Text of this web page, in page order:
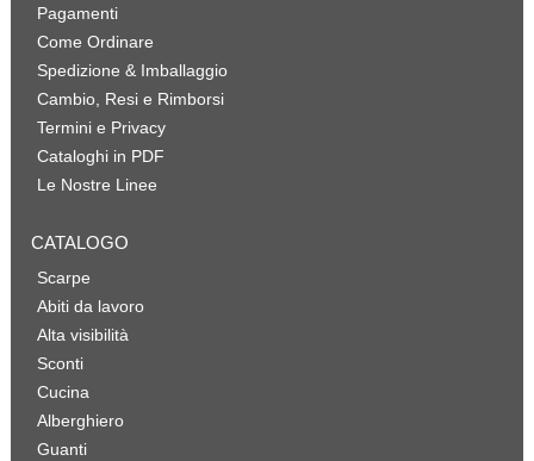
Pagamenti
Come Ordinare
Spedizione & Imballaggio
Cambio, Resi e Rimborsi
Termini e Privacy
Cataloghi in PDF
Le Nostre Linee
CATALOGO
Scarpe
Abiti da lavoro
Alta visibilità
Sconti
Cucina
Alberghiero
Guanti